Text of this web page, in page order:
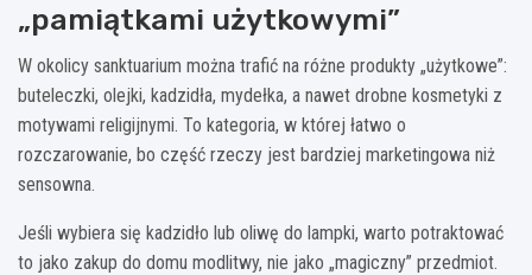
„pamiątkami użytkowymi”
W okolicy sanktuarium można trafić na różne produkty „użytkowe”:
buteleczki, olejki, kadzidła, mydełka, a nawet drobne kosmetyki z
motywami religijnymi. To kategoria, w której łatwo o
rozczarowanie, bo część rzeczy jest bardziej marketingowa niż
sensowna.
Jeśli wybiera się kadzidło lub oliwę do lampki, warto potraktować
to jako zakup do domu modlitwy, nie jako „magiczny” przedmiot.